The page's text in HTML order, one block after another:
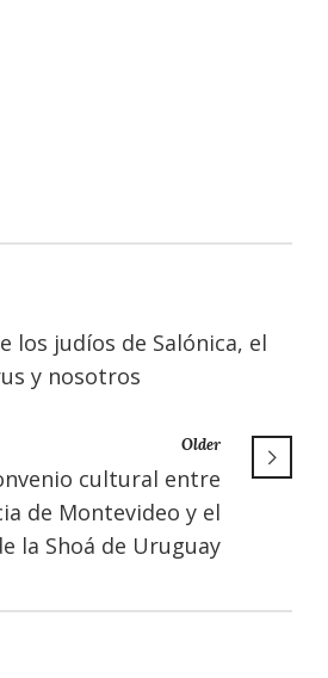
los judíos de Salónica, el
y nosotros
Older
cultural entre
de Montevideo y el
la Shoá de Uruguay